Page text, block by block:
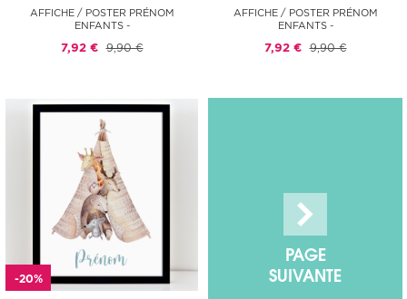
AFFICHE / POSTER PRÉNOM
ENFANTS -
7,92 € 9,90 €
AFFICHE / POSTER PRÉNOM
ENFANTS -
7,92 € 9,90 €
-20%
PAGE
SUIVANTE